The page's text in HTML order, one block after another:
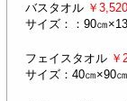
バスタオル ￥3,520
サイズ：：90㎝
フェイスタオル ￥
サイズ：40㎝×90㎝